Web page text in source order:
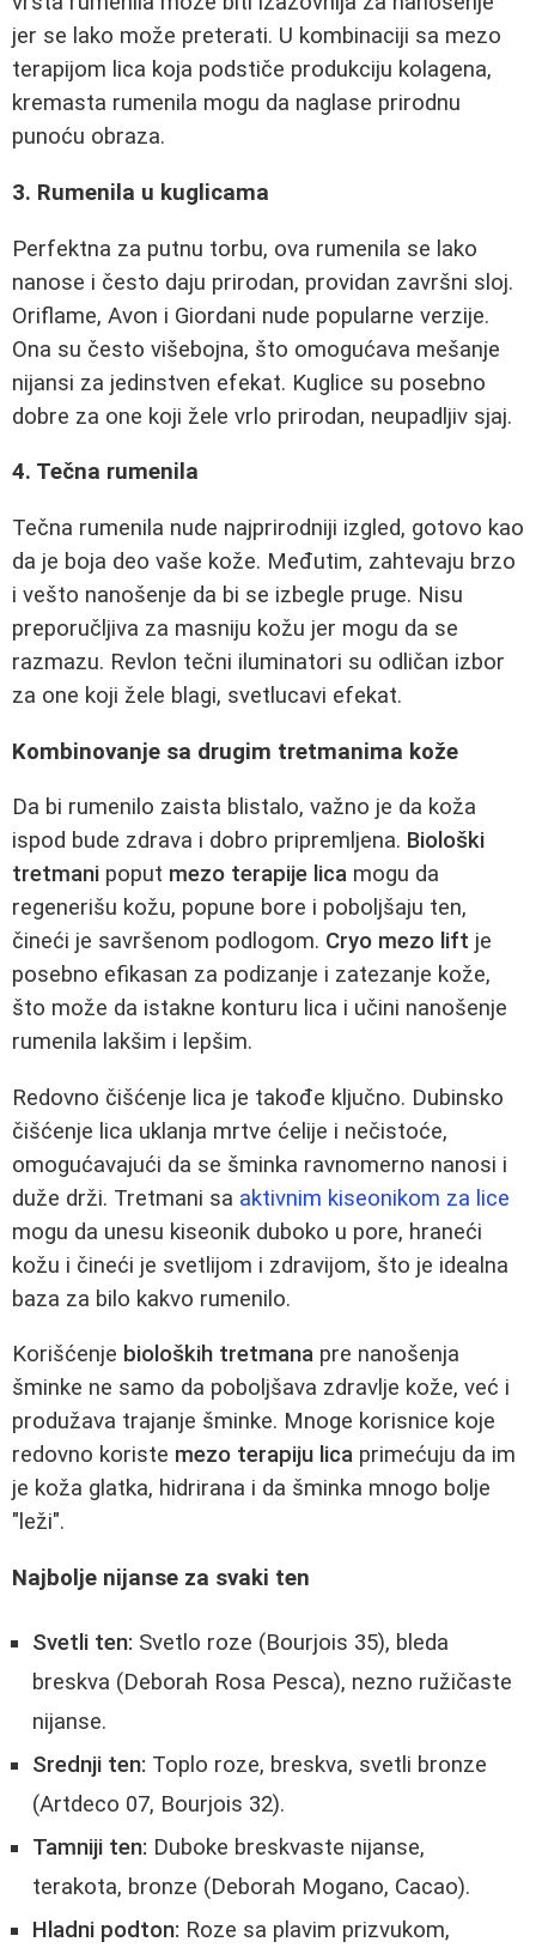
jer se lako može preterati. U kombinaciji sa mezo
terapijom lica koja podstiče produkciju kolagena,
kremasta rumenila mogu da naglase prirodnu
punoću obraza.
3. Rumenila u kuglicama
Perfektna za putnu torbu, ova rumenila se lako
nanose i često daju prirodan, providan završni sloj.
Oriflame, Avon i Giordani nude popularne verzije.
Ona su često višebojna, što omogućava mešanje
nijansi za jedinstven efekat. Kuglice su posebno
dobre za one koji žele vrlo prirodan, neupadljiv sjaj.
4. Tečna rumenila
Tečna rumenila nude najprirodniji izgled, gotovo kao
da je boja deo vaše kože. Međutim, zahtevaju brzo
i vešto nanošenje da bi se izbegle pruge. Nisu
preporučljiva za masniju kožu jer mogu da se
razmazu. Revlon tečni iluminatori su odličan izbor
za one koji žele blagi, svetlucavi efekat.
Kombinovanje sa drugim tretmanima kože
Da bi rumenilo zaista blistalo, važno je da koža
ispod bude zdrava i dobro pripremljena. Biološki
tretmani poput mezo terapije lica mogu da
regenerišu kožu, popune bore i poboljšaju ten,
čineći je savršenom podlogom. Cryo mezo lift je
posebno efikasan za podizanje i zatezanje kože,
što može da istakne konturu lica i učini nanošenje
rumenila lakšim i lepšim.
Redovno čišćenje lica je takođe ključno. Dubinsko
čišćenje lica uklanja mrtve ćelije i nečistoće,
omogućavajući da se šminka ravnomerno nanosi i
duže drži. Tretmani sa aktivnim kiseonikom za lice
mogu da unesu kiseonik duboko u pore, hraneći
kožu i čineći je svetlijom i zdravijom, što je idealna
baza za bilo kakvo rumenilo.
Korišćenje bioloških tretmana pre nanošenja
šminke ne samo da poboljšava zdravlje kože, već i
produžava trajanje šminke. Mnoge korisnice koje
redovno koriste mezo terapiju lica primećuju da im
je koža glatka, hidrirana i da šminka mnogo bolje
"leži".
Najbolje nijanse za svaki ten
Svetli ten: Svetlo roze (Bourjois 35), bleda
breskva (Deborah Rosa Pesca), nezno ružičaste
nijanse.
Srednji ten: Toplo roze, breskva, svetli bronze
(Artdeco 07, Bourjois 32).
Tamniji ten: Duboke breskvaste nijanse,
terakota, bronze (Deborah Mogano, Cacao).
Hladni podton: Roze sa plavim prizvukom,